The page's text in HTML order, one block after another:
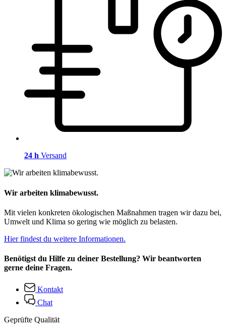
24 h Versand
Wir arbeiten klimabewusst.
Mit vielen konkreten ökologischen Maßnahmen tragen wir dazu bei,
Umwelt und Klima so gering wie möglich zu belasten.
Hier findest du weitere Informationen.
Benötigst du Hilfe zu deiner Bestellung? Wir beantworten
gerne deine Fragen.
Kontakt
Chat
Geprüfte Qualität